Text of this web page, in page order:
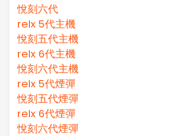
悅刻六代
relx 5代主機
悅刻五代主機
relx 6代主機
悅刻六代主機
relx 5代煙彈
悅刻五代煙彈
relx 6代煙彈
悅刻六代煙彈